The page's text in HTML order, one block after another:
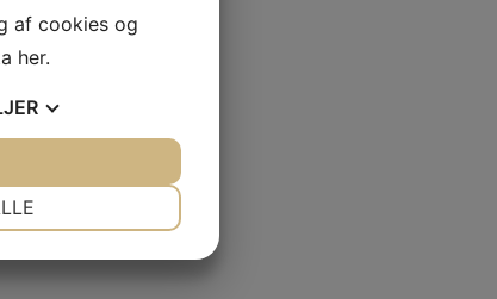
af cookies og
her.